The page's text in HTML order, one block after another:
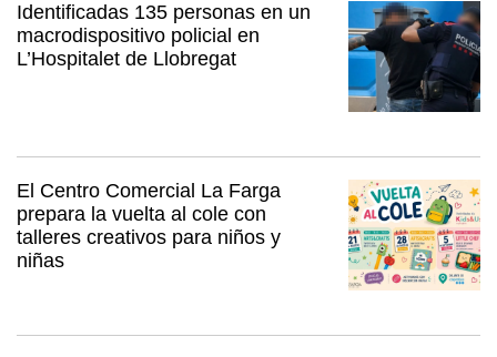
Identificadas 135 personas en un
macrodispositivo policial en
L’Hospitalet de Llobregat
El Centro Comercial La Farga
prepara la vuelta al cole con
talleres creativos para niños y
niñas